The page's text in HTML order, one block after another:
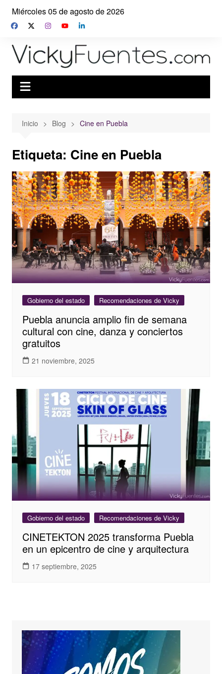
Saltar
contenido
Miércoles 05 de agosto de 2026
Inicio Blog Cine en Puebla
Etiqueta: Cine en Puebla
Gobierno del estado Recomendaciones de Vicky
Puebla anuncia amplio fin de semana
cultural con cine, danza y conciertos
gratuitos
21 noviembre, 2025
Gobierno del estado Recomendaciones de Vicky
CINETEKTON 2025 transforma Puebla
en un epicentro de cine y arquitectura
17 septiembre, 2025